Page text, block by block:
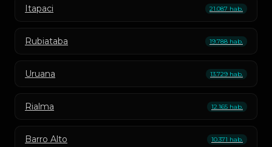
Itapaci 21.087 hab.
Rubiataba 19.788 hab.
Uruana 13.729 hab.
Rialma 12.165 hab.
Barro Alto 10.371 hab.